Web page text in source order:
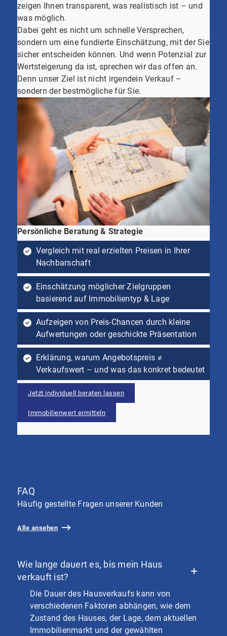
zeigen Ihnen transparent, was realistisch ist – und
was möglich.
Dabei geht es nicht um schnelle Versprechen,
sondern um eine fundierte Einschätzung, mit der Sie
sicher entscheiden können. Und wenn Potenzial zur
Wertsteigerung da ist, sprechen wir das offen an.
Denn unser Ziel ist nicht irgendein Verkauf –
sondern der bestmögliche für Sie.
Persönliche Beratung & Strategie
Vergleich mit real erzielten Preisen in Ihrer
Nachbarschaft
Einschätzung möglicher Zielgruppen
basierend auf Immobilientyp & Lage
Aufzeigen von Preis-Chancen durch kleine
Aufwertungen oder geschickte Präsentation
Erklärung, warum Angebotspreis ≠
Verkaufswert – und was das konkret bedeutet
Jetzt individuell beraten lassen
Immobilienwert ermitteln
FAQ
Häufig gestellte Fragen unserer Kunden
Alle ansehen
Wie lange dauert es, bis mein Haus
verkauft ist?
Die Dauer des Hausverkaufs kann von
verschiedenen Faktoren abhängen, wie dem
Zustand des Hauses, der Lage, dem aktuellen
Immobilienmarkt und der gewählten